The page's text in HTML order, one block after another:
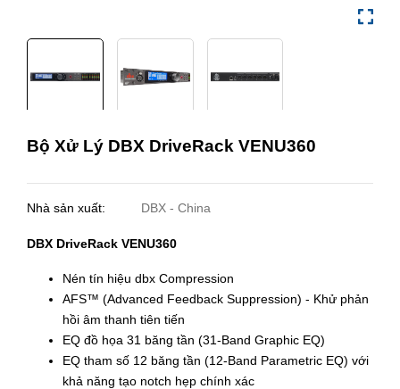
Bộ Xử Lý DBX DriveRack VENU360
Nhà sản xuất: DBX - China
DBX DriveRack VENU360
Nén tín hiệu dbx Compression
AFS™ (Advanced Feedback Suppression) - Khử phản
hồi âm thanh tiên tiến
EQ đồ họa 31 băng tần (31-Band Graphic EQ)
EQ tham số 12 băng tần (12-Band Parametric EQ) với
khả năng tạo notch hẹp chính xác